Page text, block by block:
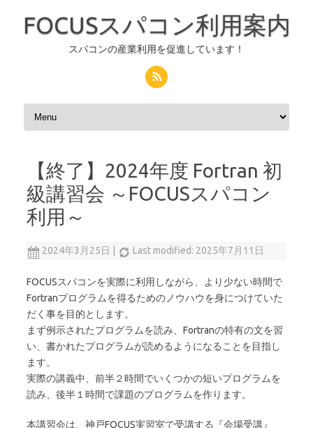
FOCUSスパコン利用案内
スパコンの産業利用を促進しています！
コンテンツへスキップ
【終了】2024年度 Fortran 初
級講習会 ～FOCUSスパコン
利用～
2024年3月25日 Last modified: 2025年7月11日
FOCUSスパコンを実際に利用しながら、より少ない時間で
Fortranプログラムを得るためのノウハウを身につけていた
だく事を目的とします。
まず例示されたプログラムを読み、Fortranの特有の文を習
い、書かれたプログラムが読めるようになることを目指し
ます。
実際の講義中、前半２時間でいくつかの短いプログラムを
読み、後半１時間で課題のプログラムを作ります。
本講習会は、神戸FOCUS実習室で受講する『会場受講』